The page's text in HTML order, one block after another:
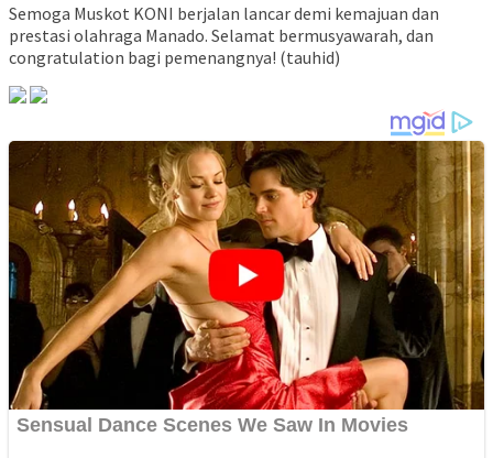
Semoga Muskot KONI berjalan lancar demi kemajuan dan
prestasi olahraga Manado. Selamat bermusyawarah, dan
congratulation bagi pemenangnya! (tauhid)